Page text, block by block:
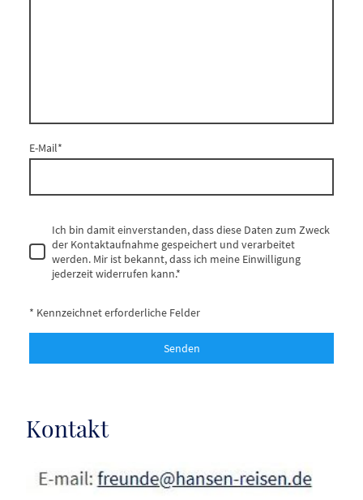
E-Mail*
Ich bin damit einverstanden, dass diese Daten zum Zweck
der Kontaktaufnahme gespeichert und verarbeitet
werden. Mir ist bekannt, dass ich meine Einwilligung
jederzeit widerrufen kann.*
* Kennzeichnet erforderliche Felder
Senden
Kontakt